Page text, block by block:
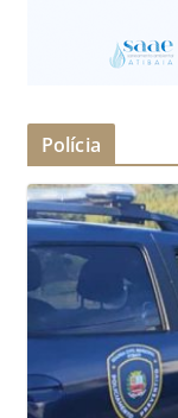
Polícia